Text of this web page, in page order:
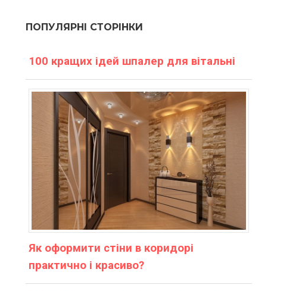
ПОПУЛЯРНІ СТОРІНКИ
100 кращих ідей шпалер для вітальні
Як оформити стіни в коридорі
практично і красиво?